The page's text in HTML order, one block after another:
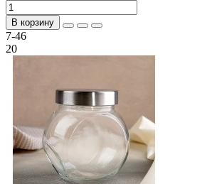
В корзину
7-46
20